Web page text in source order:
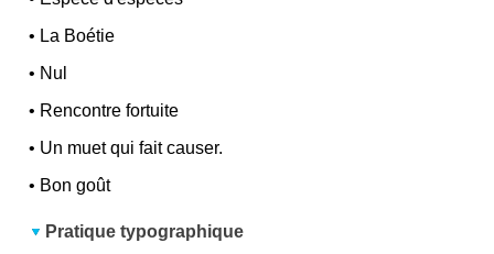
• La Boétie
• Nul
• Rencontre fortuite
• Un muet qui fait causer.
• Bon goût
Pratique typographique